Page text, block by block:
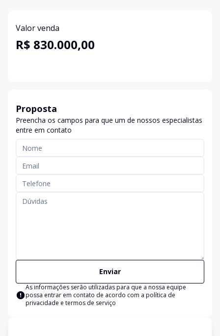
Valor venda
R$ 830.000,00
Proposta
Preencha os campos para que um de nossos especialistas
entre em contato
Enviar
As informações serão utilizadas para que a nossa equipe
possa entrar em contato de acordo com a política de
privacidade e termos de serviço